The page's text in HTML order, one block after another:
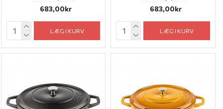
683,00kr
LÆG I KURV
683,00kr
LÆG I KURV